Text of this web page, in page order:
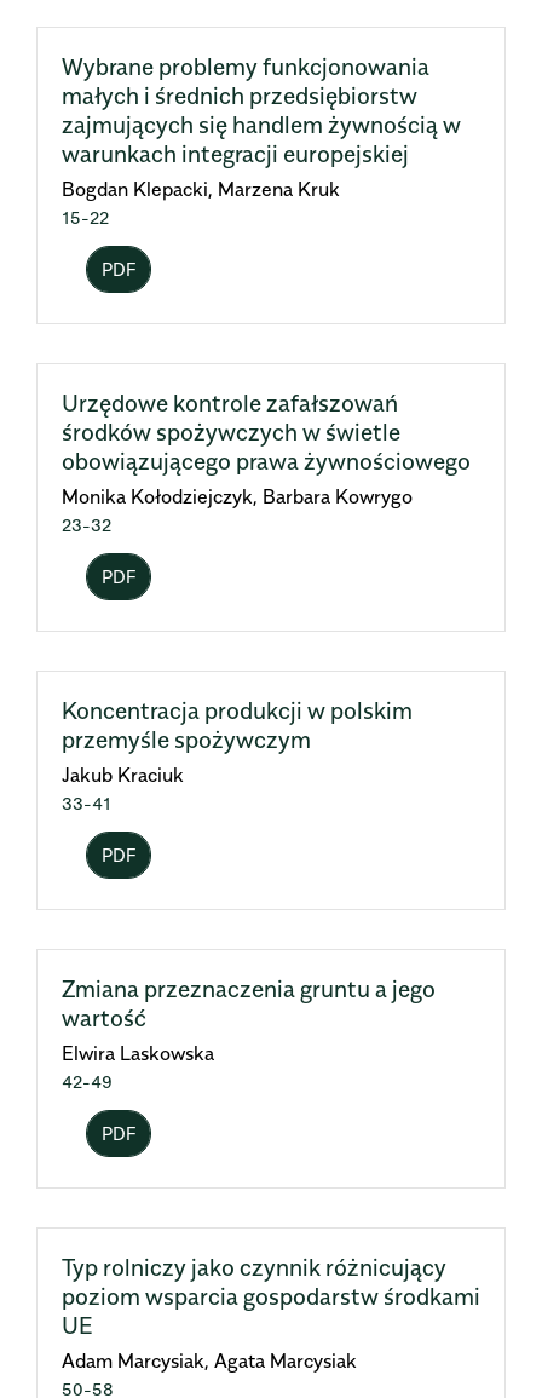
Wybrane problemy funkcjonowania
małych i średnich przedsiębiorstw
zajmujących się handlem żywnością w
warunkach integracji europejskiej
Bogdan Klepacki, Marzena Kruk
15-22
PDF
Urzędowe kontrole zafałszowań
środków spożywczych w świetle
obowiązującego prawa żywnościowego
Monika Kołodziejczyk, Barbara Kowrygo
23-32
PDF
Koncentracja produkcji w polskim
przemyśle spożywczym
Jakub Kraciuk
33-41
PDF
Zmiana przeznaczenia gruntu a jego
wartość
Elwira Laskowska
42-49
PDF
Typ rolniczy jako czynnik różnicujący
poziom wsparcia gospodarstw środkami
UE
Adam Marcysiak, Agata Marcysiak
50-58